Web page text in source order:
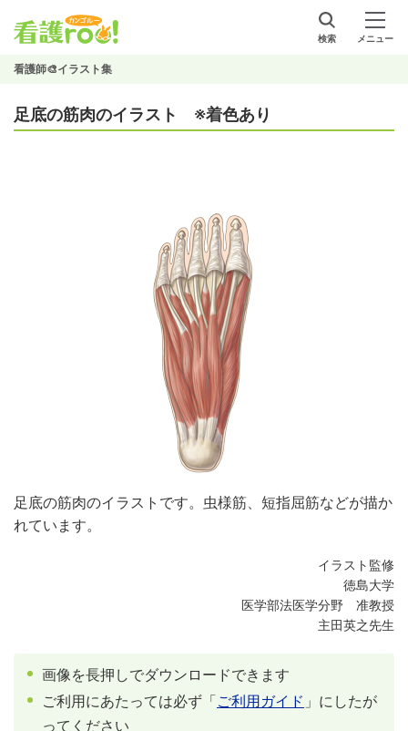
検索 メニュー
看護師🎨イラスト集
足底の筋肉のイラスト ※着色あり
足底の筋肉のイラストです。虫様筋、短指屈筋などが描か
れています。
イラスト監修
徳島大学
医学部法医学分野 准教授
主田英之先生
画像を長押しでダウンロードできます
ご利用にあたっては必ず「 ご利用ガイド 」にしたが
ってください